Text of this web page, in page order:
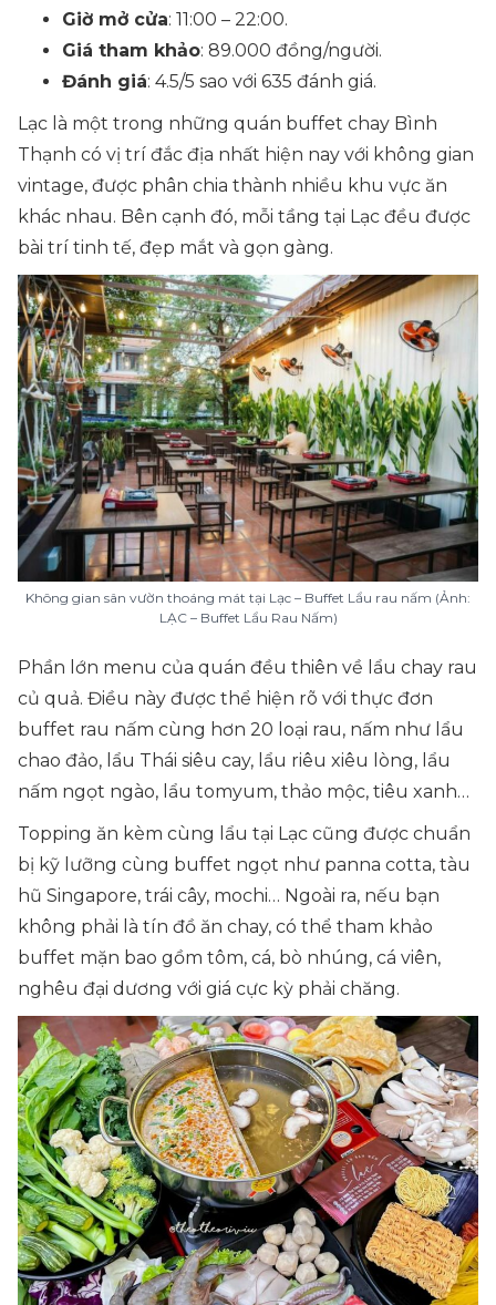
Giờ mở cửa: 11:00 – 22:00.
Giá tham khảo: 89.000 đồng/người.
Đánh giá: 4.5/5 sao với 635 đánh giá.
Lạc là một trong những quán buffet chay Bình
Thạnh có vị trí đắc địa nhất hiện nay với không gian
vintage, được phân chia thành nhiều khu vực ăn
khác nhau. Bên cạnh đó, mỗi tầng tại Lạc đều được
bài trí tinh tế, đẹp mắt và gọn gàng.
Không gian sân vườn thoáng mát tại Lạc – Buffet Lẩu rau nấm (Ảnh:
LẠC – Buffet Lẩu Rau Nấm)
Phần lớn menu của quán đều thiên về lẩu chay rau
củ quả. Điều này được thể hiện rõ với thực đơn
buffet rau nấm cùng hơn 20 loại rau, nấm như lẩu
chao đảo, lẩu Thái siêu cay, lẩu riêu xiêu lòng, lẩu
nấm ngọt ngào, lẩu tomyum, thảo mộc, tiêu xanh…
Topping ăn kèm cùng lẩu tại Lạc cũng được chuẩn
bị kỹ lưỡng cùng buffet ngọt như panna cotta, tàu
hũ Singapore, trái cây, mochi… Ngoài ra, nếu bạn
không phải là tín đồ ăn chay, có thể tham khảo
buffet mặn bao gồm tôm, cá, bò nhúng, cá viên,
nghêu đại dương với giá cực kỳ phải chăng.